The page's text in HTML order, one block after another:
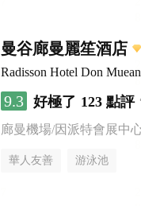
曼谷廊曼麗笙酒店
Radisson Hotel Don
9.3 好極了 123 點評
廊曼機場/因派特會展中
華人友善 游泳池